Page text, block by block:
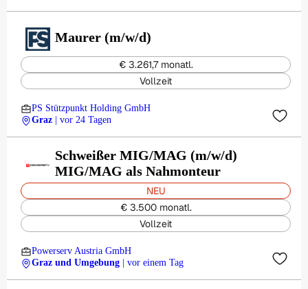
Maurer (m/w/d)
€ 3.261,7 monatl.
Vollzeit
PS Stützpunkt Holding GmbH
Graz
| vor 24 Tagen
Schweißer MIG/MAG (m/w/d)
MIG/MAG als Nahmonteur
NEU
€ 3.500 monatl.
Vollzeit
Powerserv Austria GmbH
Graz und Umgebung
| vor einem Tag